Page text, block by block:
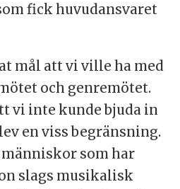
fick huvudansvaret
mål att vi ville ha med
och genremötet.
vi inte kunde bjuda in
en viss begränsning.
som har
slags musikalisk